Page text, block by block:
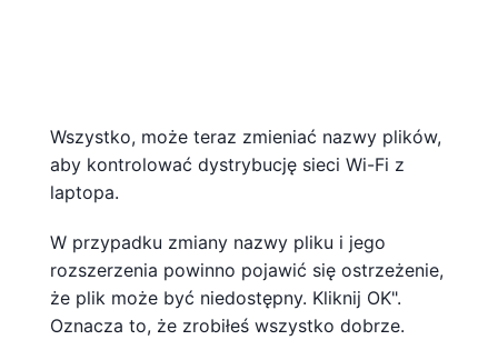
Wszystko, może teraz zmieniać nazwy plików,
aby kontrolować dystrybucję sieci Wi-Fi z
laptopa.
W przypadku zmiany nazwy pliku i jego
rozszerzenia powinno pojawić się ostrzeżenie,
że plik może być niedostępny. Kliknij OK".
Oznacza to, że zrobiłeś wszystko dobrze.